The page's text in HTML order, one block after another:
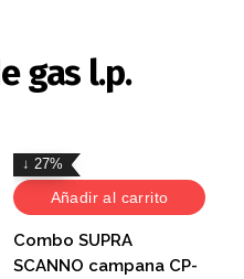
gas l.p.
↓ 27%
Añadir al carrito
Combo SUPRA
SCANNO campana CP-